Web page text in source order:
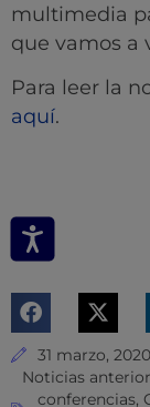
multimedia
que vamos a
Para leer la
aquí.
31 marzo, 2020
Noticias
conferencias,